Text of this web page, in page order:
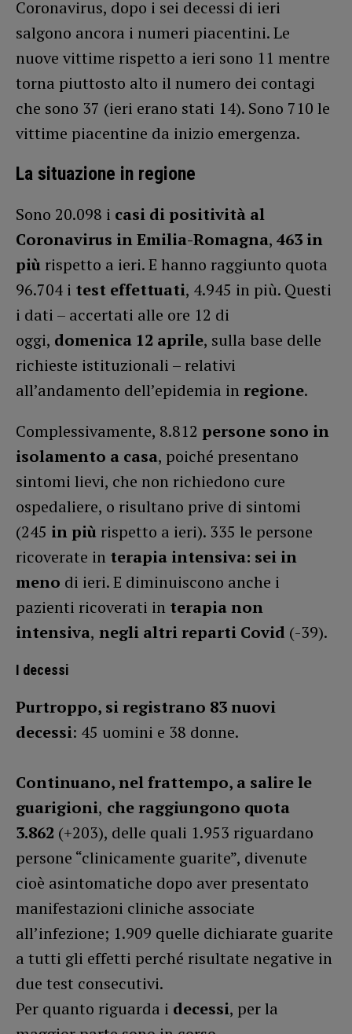
Coronavirus, dopo i sei decessi di ieri
salgono ancora i numeri piacentini. Le
nuove vittime rispetto a ieri sono 11 mentre
torna piuttosto alto il numero dei contagi
che sono 37 (ieri erano stati 14). Sono 710 le
vittime piacentine da inizio emergenza.
La situazione in regione
Sono 20.098 i casi di positività al
Coronavirus in Emilia-Romagna, 463 in
più rispetto a ieri. E hanno raggiunto quota
96.704 i test effettuati, 4.945 in più. Questi
i dati – accertati alle ore 12 di
oggi, domenica 12 aprile, sulla base delle
richieste istituzionali – relativi
all’andamento dell’epidemia inregione.
Complessivamente, 8.812 persone sono in
isolamento a casa, poiché presentano
sintomi lievi, che non richiedono cure
ospedaliere, o risultano prive di sintomi
(245 in più rispetto a ieri). 335 le persone
ricoverate in terapia intensiva: sei in
meno di ieri. E diminuiscono anche i
pazienti ricoverati in terapia non
intensiva, negli altri reparti Covid (-39).
I decessi
Purtroppo, si registrano 83 nuovi
decessi: 45 uomini e 38 donne.
Continuano, nel frattempo, a salire le
guarigioni, che raggiungono quota
3.862 (+203), delle quali 1.953 riguardano
persone “clinicamente guarite”, divenute
cioè asintomatiche dopo aver presentato
manifestazioni cliniche associate
all’infezione; 1.909 quelle dichiarate guarite
a tutti gli effetti perché risultate negative in
due test consecutivi.
Per quanto riguarda i decessi, per la